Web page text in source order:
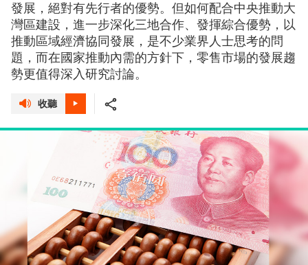
發展，絕對有先行者的優勢。但如何配合中央推動大
灣區建設，進一步深化三地合作、發揮綜合優勢，以
推動區域經濟協同發展，是不少業界人士思考的問
題，而在國家推動內需的方針下，零售市場的發展趨
勢更值得深入研究討論。
收聽